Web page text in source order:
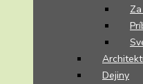
Dejiny